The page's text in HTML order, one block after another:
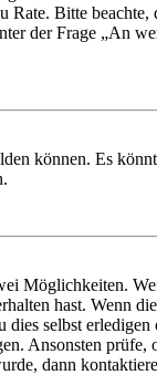
Bitte
der Frage „An
können. Es
Möglichkeiten.
hast. Wenn
selbst
Ansonsten prüfe,
dann